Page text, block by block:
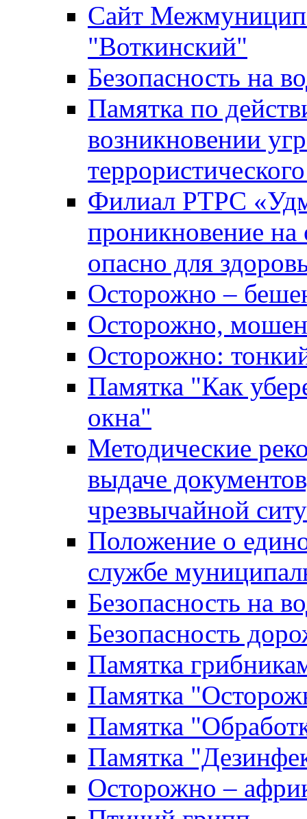
Сайт
"Воткинский"
Безопасность на
Памятка по
возникновении
Филиал РТРС
проникновение на
опасно для
Осторожно –
Осторожно,
Осторожно:
Памятка "Как
окна"
Методические
выдаче
чрезвычайной
Положение о
службе
Безопасность на
Безопасность
Памятка
Памятка
Памятка
Памятка
Осторожно –